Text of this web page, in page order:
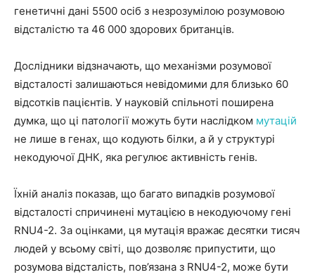
генетичні дані 5500 осіб з незрозумілою розумовою
відсталістю та 46 000 здорових британців.
Дослідники відзначають, що механізми розумової
відсталості залишаються невідомими для близько 60
відсотків пацієнтів. У науковій спільноті поширена
думка, що ці патології можуть бути наслідком мутацій
не лише в генах, що кодують білки, а й у структурі
некодуючої ДНК, яка регулює активність генів.
Їхній аналіз показав, що багато випадків розумової
відсталості спричинені мутацією в некодуючому гені
RNU4-2. За оцінками, ця мутація вражає десятки тисяч
людей у всьому світі, що дозволяє припустити, що
розумова відсталість, пов’язана з RNU4-2, може бути